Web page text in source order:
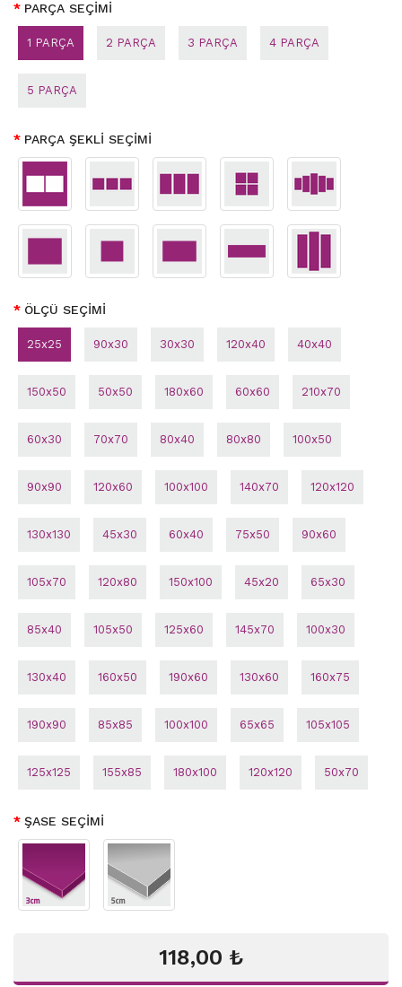
PARÇA SEÇİMİ
1 PARÇA 2 PARÇA 3 PARÇA 4 PARÇA
5 PARÇA
PARÇA ŞEKLİ SEÇİMİ
ÖLÇÜ SEÇİMİ
25x25 90x30 30x30 120x40 40x40
150x50 50x50 180x60 60x60 210x70
60x30 70x70 80x40 80x80 100x50
90x90 120x60 100x100 140x70 120x120
130x130 45x30 60x40 75x50 90x60
105x70 120x80 150x100 45x20 65x30
85x40 105x50 125x60 145x70 100x30
130x40 160x50 190x60 130x60 160x75
190x90 85x85 100x100 65x65 105x105
125x125 155x85 180x100 120x120 50x70
ŞASE SEÇİMİ
118,00 ₺